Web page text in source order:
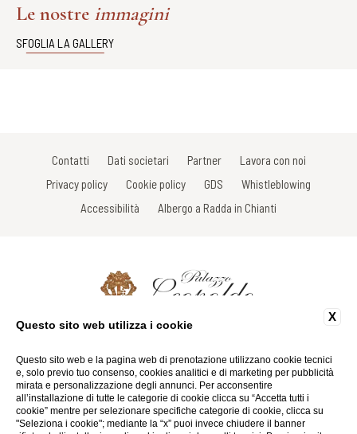
Le nostre immagini
SFOGLIA LA GALLERY
Contatti Dati societari Partner
Lavora con noi
Privacy policy
Cookie policy GDS
Whistleblowing
Accessibilità
Albergo a Radda in Chianti
Via Roma, 33 - 53017 Radda in Chianti - Siena - Italy
Fax: +39 0577 738031
Email:info@palazzoleopoldo.it
P.Iva 01116290527
Website by Blastness
X
Questo sito web utilizza i cookie
Questo sito web e la pagina web di prenotazione utilizzano cookie tecnici
e, solo previo tuo consenso, cookies analitici e di marketing per pubblicità
mirata e personalizzazione degli annunci. Per acconsentire
all’installazione di tutte le categorie di cookie clicca su “Accetta tutti i
cookie” mentre per selezionare specifiche categorie di cookie, clicca su
"Seleziona i cookie"; mediante la “x” puoi invece chiudere il banner